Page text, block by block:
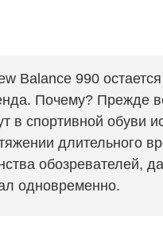
Balance 990
Почему? Прежде
в спортивной обуви
длительного
обозревателей,
одновременно.